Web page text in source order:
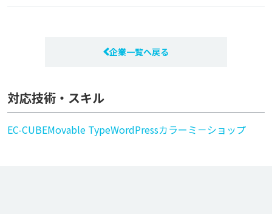
企業一覧へ戻る
対応技術・スキル
EC-CUBEMovable TypeWordPressカラーミ－ショップ